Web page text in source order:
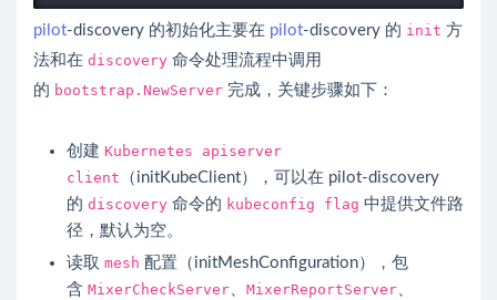
pilot-discovery 的初始化主要在 pilot-discovery 的 init 方
法和在 discovery 命令处理流程中调用
的 bootstrap.NewServer 完成，关键步骤如下：
创建 Kubernetes apiserver
client （initKubeClient），可以在 pilot-discovery
的 discovery 命令的 kubeconfig flag 中提供文件路
径，默认为空。
读取 mesh 配置（initMeshConfiguration），包
含 MixerCheckServer、 MixerReportServer、